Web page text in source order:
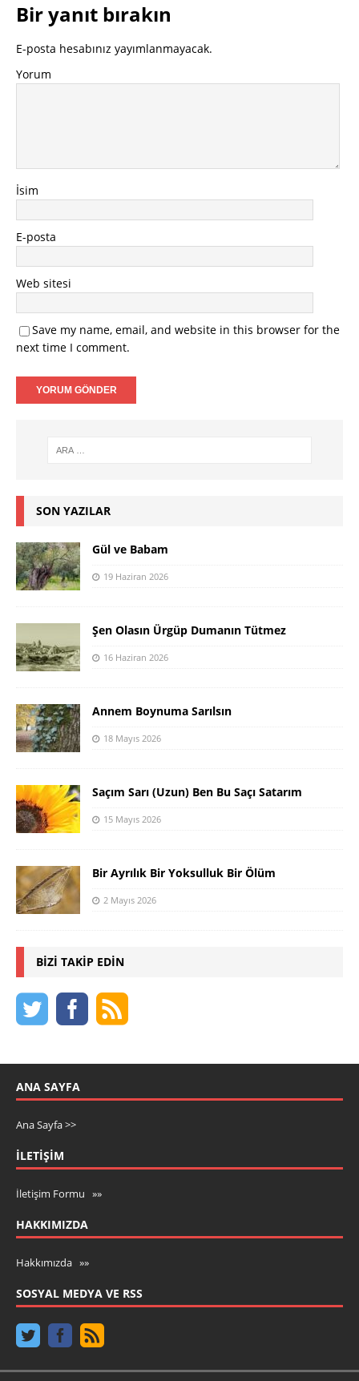
Bir yanıt bırakın
E-posta hesabınız yayımlanmayacak.
Yorum
İsim
E-posta
Web sitesi
Save my name, email, and website in this browser for the
next time I comment.
SON YAZILAR
Gül ve Babam
19 Haziran 2026
Şen Olasın Ürgüp Dumanın Tütmez
16 Haziran 2026
Annem Boynuma Sarılsın
18 Mayıs 2026
Saçım Sarı (Uzun) Ben Bu Saçı Satarım
15 Mayıs 2026
Bir Ayrılık Bir Yoksulluk Bir Ölüm
2 Mayıs 2026
BIZI TAKIP EDIN
ANA SAYFA
Ana Sayfa >>
İLETIŞIM
İletişim Formu »»
HAKKIMIZDA
Hakkımızda »»
SOSYAL MEDYA VE RSS